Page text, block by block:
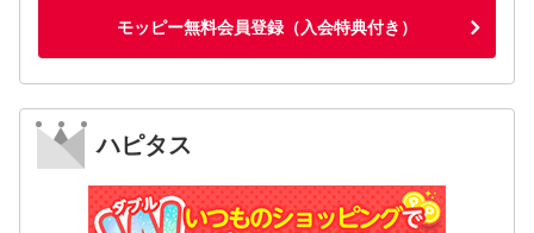
モッピー無料会員登録（入会特典付き）
ハピタス